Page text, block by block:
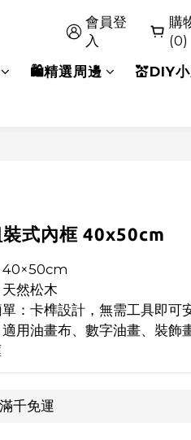
會員登
入
購
(0)
🛍️精選周邊 💒DIY
式內框 40x50cm
40×50cm
然松木
單：卡榫設計，無需工具即可
適用油畫布、數字油畫、裝飾
千免運